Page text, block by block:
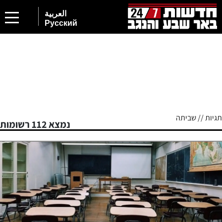
العربية
Русский
תגיות // שביתה
נמצא 112 רשומות
2